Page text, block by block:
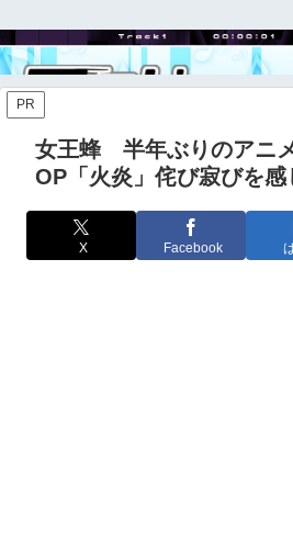
PR
女王蜂 半年ぶりのアニ
OP「火炎」侘び寂びを感
X Facebook